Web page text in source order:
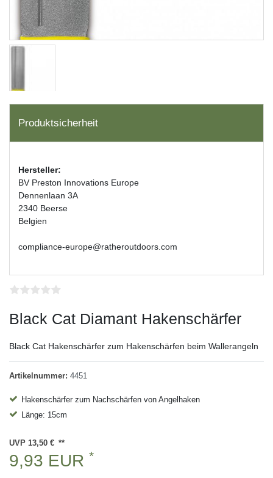
Produktsicherheit
Hersteller:
BV Preston Innovations Europe
Dennenlaan 3A
2340 Beerse
Belgien
compliance-europe@ratheroutdoors.com
Black Cat Diamant Hakenschärfer
Black Cat Hakenschärfer zum Hakenschärfen beim Wallerangeln
Artikelnummer: 4451
Hakenschärfer zum Nachschärfen von Angelhaken
Länge: 15cm
UVP 13,50 €
9,93 EUR *